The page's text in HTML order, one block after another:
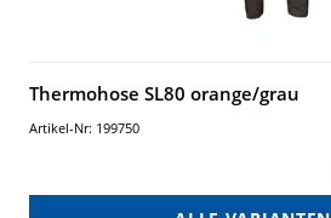
Thermohose SL80 orange/grau
Artikel-Nr: 199750